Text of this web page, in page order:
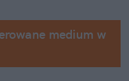
medium w